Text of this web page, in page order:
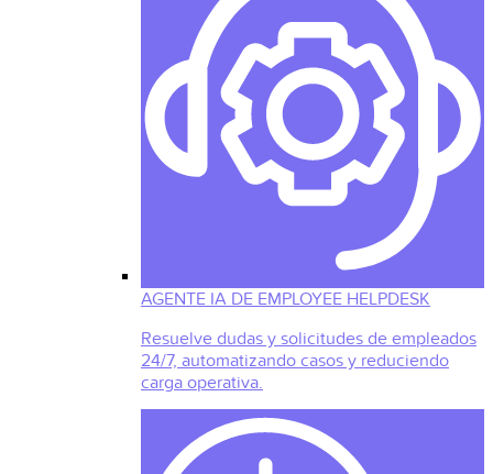
AGENTE IA DE EMPLOYEE HELPDESK
Resuelve dudas y solicitudes de empleados
24/7, automatizando casos y reduciendo
carga operativa.